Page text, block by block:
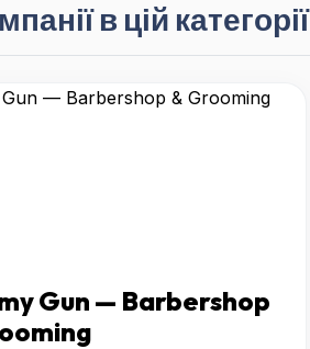
в цій категорії
Gun — Barbershop